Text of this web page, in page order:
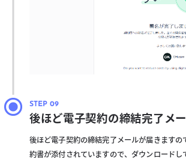
後ほど電子契約の締結完了メ
後ほど電子契約の締結完了メールが届きますの
約書が添付されていますので、ダウンロードし